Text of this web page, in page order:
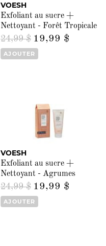
VOESH
Exfoliant au sucre +
Nettoyant - Forêt Tropicale
24,99 $ 19,99 $
AJOUTER
VOESH
Exfoliant au sucre +
Nettoyant - Agrumes
24,99 $ 19,99 $
AJOUTER